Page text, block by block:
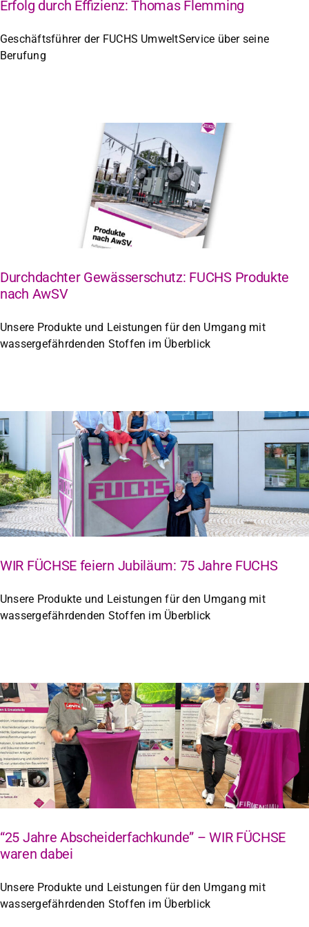
Erfolg durch Effizienz: Thomas Flemming
Geschäftsführer der FUCHS UmweltService über seine
Berufung
Durchdachter Gewässerschutz: FUCHS Produkte
nach AwSV
Unsere Produkte und Leistungen für den Umgang mit
wassergefährdenden Stoffen im Überblick
WIR FÜCHSE feiern Jubiläum: 75 Jahre FUCHS
Unsere Produkte und Leistungen für den Umgang mit
wassergefährdenden Stoffen im Überblick
“25 Jahre Abscheiderfachkunde” – WIR FÜCHSE
waren dabei
Unsere Produkte und Leistungen für den Umgang mit
wassergefährdenden Stoffen im Überblick